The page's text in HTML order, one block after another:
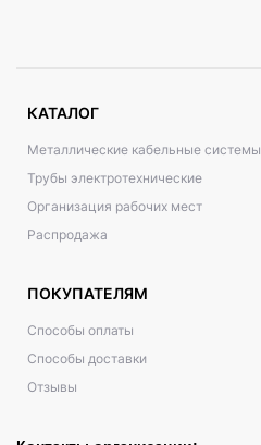
КАТАЛОГ
Металлические кабельные системы
Трубы электротехнические
Организация рабочих мест
Распродажа
ПОКУПАТЕЛЯМ
Способы оплаты
Способы доставки
Отзывы